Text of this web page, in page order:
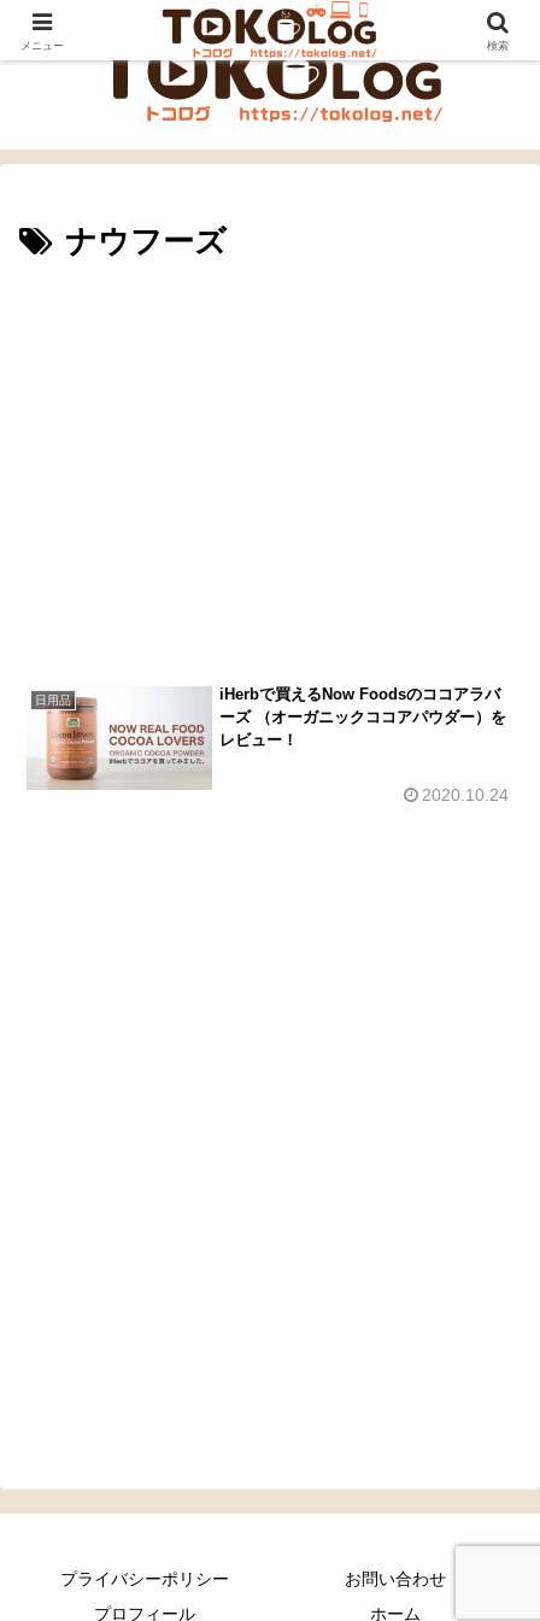
ナウフーズ
日用品
iHerbで買えるNow Foodsのココアラバ
ーズ （オーガニックココアパウダー）を
レビュー！
2020.10.24
プライバシーポリシー
お問い合わせ
プロフィール
ホーム
メニュー 検索